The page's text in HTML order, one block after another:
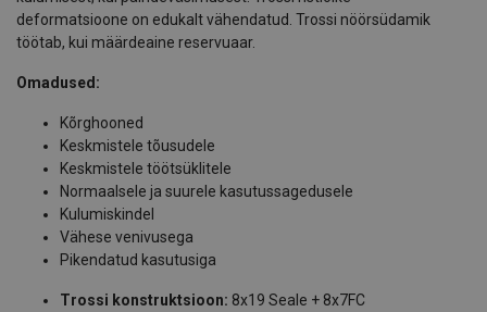
deformatsioone on edukalt vähendatud. Trossi nöörsüdamik
töötab, kui määrdeaine reservuaar.
Omadused:
Kõrghooned
Keskmistele tõusudele
Keskmistele töötsüklitele
Normaalsele ja suurele kasutussagedusele
Kulumiskindel
Vähese venivusega
Pikendatud kasutusiga
Trossi konstruktsioon: 8x19 Seale + 8x7FC